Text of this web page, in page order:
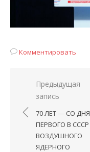
Комментировать
Навигация
записям
Предыдущая
запись
70 ЛЕТ — СО ДНЯ
ПЕРВОГО В СССР
ВОЗДУШНОГО
ЯДЕРНОГО